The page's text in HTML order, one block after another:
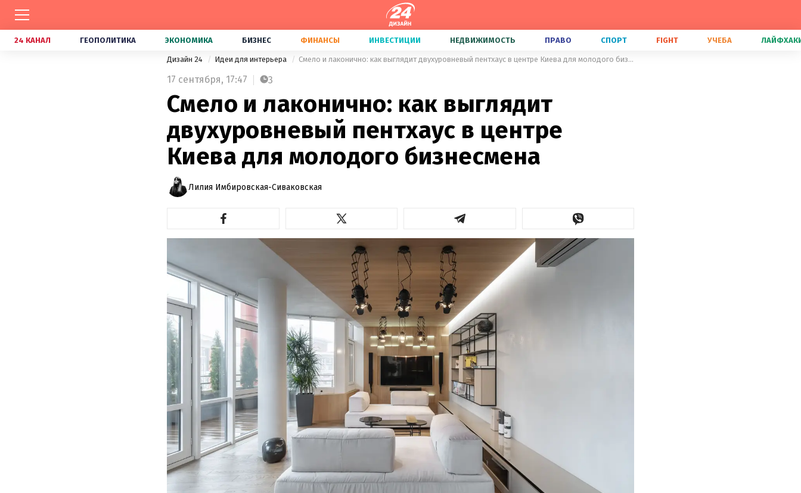
24 КАНАЛ ГЕОПОЛИТИКА ЭКОНОМИКА БИЗНЕС ФИНАНСЫ ИНВЕСТИЦИИ НЕДВИЖИМОСТЬ ПРАВО СПОРТ FIGHT УЧЕБА
Дизайн 24 Идеи для интерьера Смело и лаконично: как выглядит двухуровневый пентхаус в центре Киева для молодого бизнесмена
17 сентября, 17:47 3
Смело и лаконично: как выглядит
двухуровневый пентхаус в центре
Киева для молодого бизнесмена
Лилия Имбировская-Сиваковская